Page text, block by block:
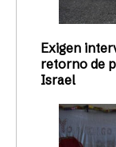
Exigen
retorno de
Israel